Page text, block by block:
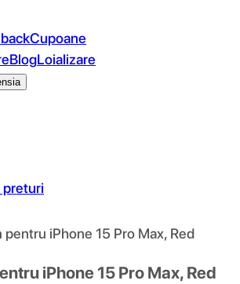
Cupoane
BlogLoializare
preturi
pentru iPhone 15 Pro Max, Red
iPhone 15 Pro Max, Red